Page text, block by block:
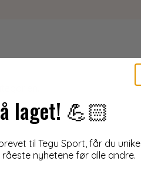
laget! 💪🏻
til Tegu Sport, får du unike
nyhetene før alle andre.